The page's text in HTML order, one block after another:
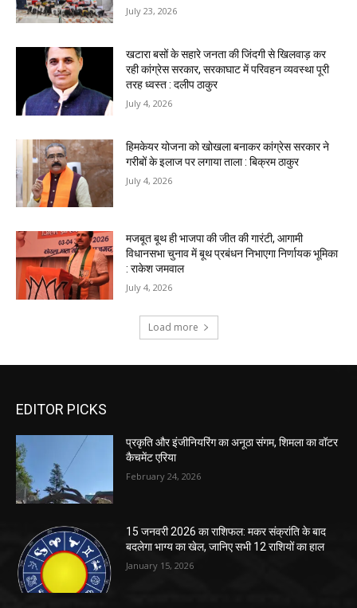
EDITOR PICKS
प्रकृति और इंजीनियरिंग का अनूठा संगम, शिमला का वॉटर
कैचमेंट एरिया
February 24, 2026
15 जनवरी 2026 का राशिफल: मकर संक्रांति के बाद
बदलेगा भाग्य का खेल, जानिए सभी 12 राशियों का हाल
January 15, 2026